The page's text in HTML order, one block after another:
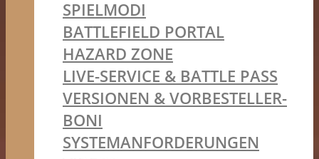
SPIELMODI
BATTLEFIELD PORTAL
HAZARD ZONE
LIVE-SERVICE & BATTLE PASS
VERSIONEN & VORBESTELLER-
BONI
SYSTEMANFORDERUNGEN